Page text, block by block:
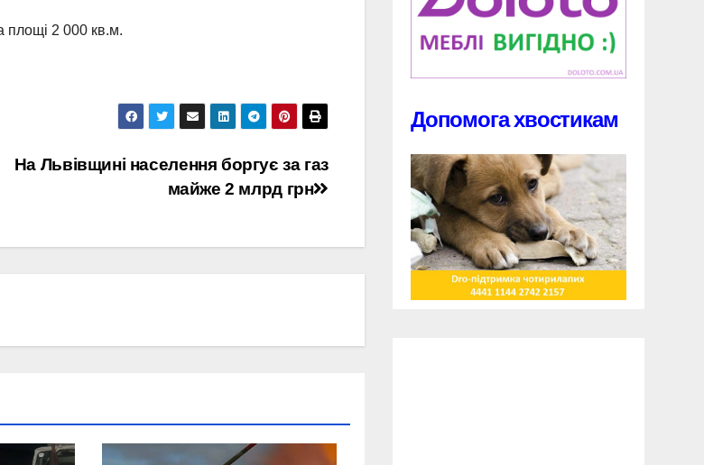
площі 2 000 кв.м.
На Львівщині населення боргує за газ
майже 2 млрд грн
Допомога хвостикам